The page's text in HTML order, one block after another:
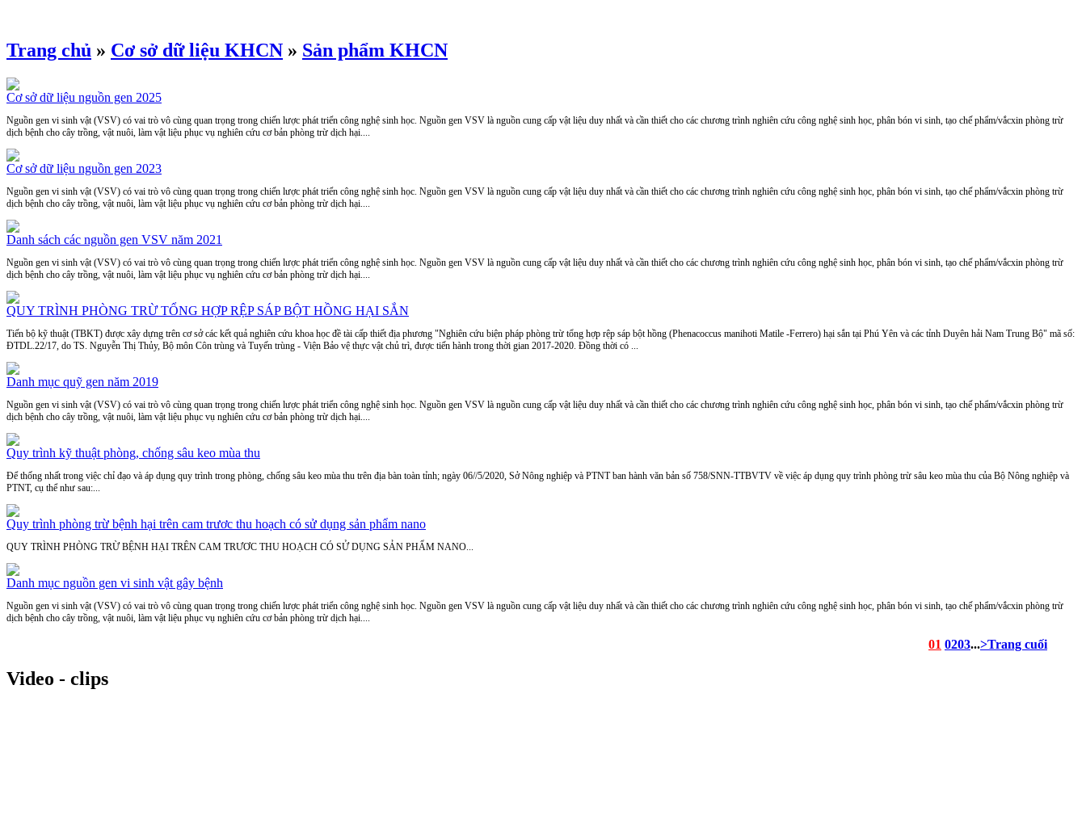
Trang chủ » Cơ sở dữ liệu KHCN » Sản phẩm KHCN
Cơ sở dữ liệu nguồn gen 2025
Nguồn gen vi sinh vật (VSV) có vai trò vô cùng quan trọng trong chiến lược phát triển công nghệ sinh học. Nguồn gen VSV là nguồn cung cấp vật liệu duy nhất và cần thiết cho các chương trình nghiên cứu công nghệ sinh học, phân bón vi sinh, tạo chế phẩm/vắcxin phòng trừ
dịch bệnh cho cây trồng, vật nuôi, làm vật liệu phục vụ nghiên cứu cơ bản phòng trừ dịch hại....
Cơ sở dữ liệu nguồn gen 2023
Nguồn gen vi sinh vật (VSV) có vai trò vô cùng quan trọng trong chiến lược phát triển công nghệ sinh học. Nguồn gen VSV là nguồn cung cấp vật liệu duy nhất và cần thiết cho các chương trình nghiên cứu công nghệ sinh học, phân bón vi sinh, tạo chế phẩm/vắcxin phòng trừ
dịch bệnh cho cây trồng, vật nuôi, làm vật liệu phục vụ nghiên cứu cơ bản phòng trừ dịch hại....
Danh sách các nguồn gen VSV năm 2021
Nguồn gen vi sinh vật (VSV) có vai trò vô cùng quan trọng trong chiến lược phát triển công nghệ sinh học. Nguồn gen VSV là nguồn cung cấp vật liệu duy nhất và cần thiết cho các chương trình nghiên cứu công nghệ sinh học, phân bón vi sinh, tạo chế phẩm/vắcxin phòng trừ
dịch bệnh cho cây trồng, vật nuôi, làm vật liệu phục vụ nghiên cứu cơ bản phòng trừ dịch hại....
QUY TRÌNH PHÒNG TRỪ TỔNG HỢP RỆP SÁP BỘT HỒNG HẠI SẮN
Tiến bộ kỹ thuật (TBKT) được xây dựng trên cơ sở các kết quả nghiên cứu khoa học đề tài cấp thiết địa phương "Nghiên cứu biện pháp phòng trừ tổng hợp rệp sáp bột hồng (Phenacoccus manihoti Matile -Ferrero) hại sắn tại Phú Yên và các tỉnh Duyên hải Nam Trung Bộ" mã số:
ĐTDL.22/17, do TS. Nguyễn Thị Thủy, Bộ môn Côn trùng và Tuyến trùng - Viện Bảo vệ thực vật chủ trì, được tiến hành trong thời gian 2017-2020. Đồng thời có ...
Danh mục quỹ gen năm 2019
Nguồn gen vi sinh vật (VSV) có vai trò vô cùng quan trọng trong chiến lược phát triển công nghệ sinh học. Nguồn gen VSV là nguồn cung cấp vật liệu duy nhất và cần thiết cho các chương trình nghiên cứu công nghệ sinh học, phân bón vi sinh, tạo chế phẩm/vắcxin phòng trừ
dịch bệnh cho cây trồng, vật nuôi, làm vật liệu phục vụ nghiên cứu cơ bản phòng trừ dịch hại....
Quy trình kỹ thuật phòng, chống sâu keo mùa thu
Để thống nhất trong việc chỉ đạo và áp dụng quy trình trong phòng, chống sâu keo mùa thu trên địa bàn toàn tỉnh; ngày 06//5/2020, Sở Nông nghiệp và PTNT ban hành văn bản số 758/SNN-TTBVTV về việc áp dụng quy trình phòng trừ sâu keo mùa thu của Bộ Nông nghiệp và
PTNT, cụ thể như sau:...
Quy trình phòng trừ bệnh hại trên cam trươc thu hoạch có sử dụng sản phẩm nano
QUY TRÌNH PHÒNG TRỪ BỆNH HẠI TRÊN CAM TRƯƠC THU HOẠCH CÓ SỬ DỤNG SẢN PHẨM NANO...
Danh mục nguồn gen vi sinh vật gây bệnh
Nguồn gen vi sinh vật (VSV) có vai trò vô cùng quan trọng trong chiến lược phát triển công nghệ sinh học. Nguồn gen VSV là nguồn cung cấp vật liệu duy nhất và cần thiết cho các chương trình nghiên cứu công nghệ sinh học, phân bón vi sinh, tạo chế phẩm/vắcxin phòng trừ
dịch bệnh cho cây trồng, vật nuôi, làm vật liệu phục vụ nghiên cứu cơ bản phòng trừ dịch hại....
01 0203...>Trang cuối
Video - clips